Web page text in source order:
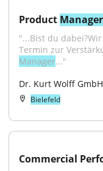
Product Manager
"...Bist du
Manager..."
Dr. Kurt Wolff
Bielefeld
Commercial